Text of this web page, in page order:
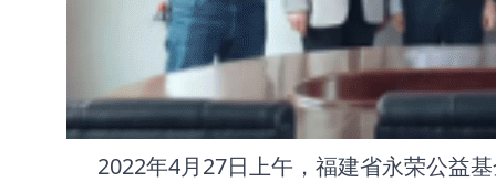
2022年4月27日上午，福建省永荣公益